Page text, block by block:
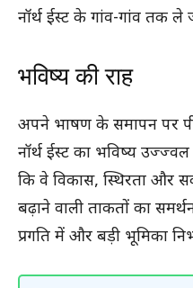
नॉर्थ ईस्ट के गांव-गांव तक ले
भविष्य की राह
अपने भाषण के समापन पर
नॉर्थ ईस्ट का भविष्य
कि वे विकास, स्थिरता और
बढ़ाने वाली ताकतों का
प्रगति में और बड़ी भूमिका